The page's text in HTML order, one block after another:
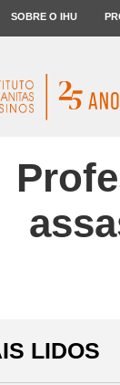
SOBRE O IHU
LIDOS